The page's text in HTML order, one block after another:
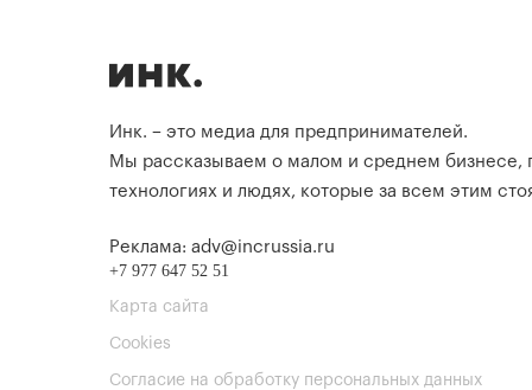
Инк. – это медиа для предпринимателей.
Мы рассказываем о малом и среднем бизнесе,
технологиях и людях, которые за всем этим
Реклама: adv@incrussia.ru
+7 977 647 52 51
Карта сайта
Cookies
Согласие на обработку персональных данных